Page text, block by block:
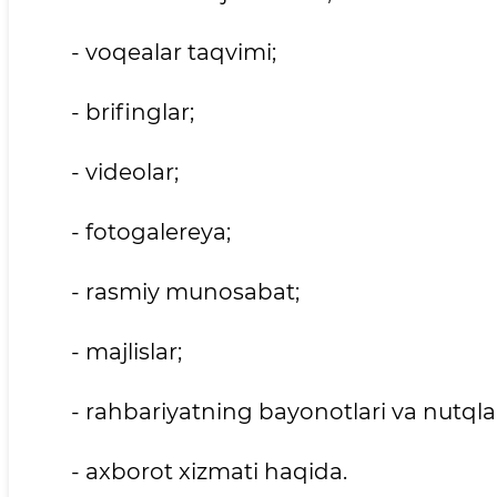
- voqealar taqvimi;
- brifinglar;
- videolar;
- fotogalereya;
- rasmiy munosabat;
- majlislar;
- rahbariyatning bayonotlari va
- axborot xizmati haqida.